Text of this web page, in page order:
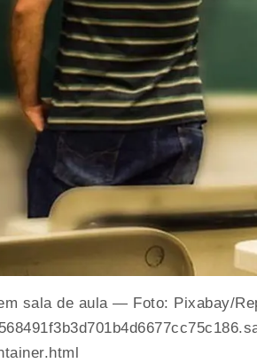
sala de aula — Foto: Pixabay/